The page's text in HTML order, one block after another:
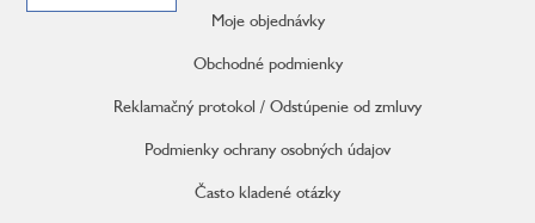
Moje objednávky
Obchodné podmienky
Reklamačný protokol / Odstúpenie od zmluvy
Podmienky ochrany osobných údajov
Často kladené otázky